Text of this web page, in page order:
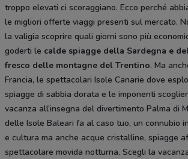
troppo elevati ci scoraggiano. Ecco perché
le migliori offerte viaggi presenti sul mercato.
la valigia scoprire quali giorni sono più
goderti le calde spiagge della Sardegna e
fresco delle montagne del Trentino. Ma
Francia, le spettacolari Isole Canarie dove
spiagge di sabbia dorata e le imponenti
vacanza all’insegna del divertimento Palma di
delle Isole Baleari fa al caso tuo, un connubio
e cultura ma anche acque cristalline, spiagge
spettacolare movida notturna. Scegli la